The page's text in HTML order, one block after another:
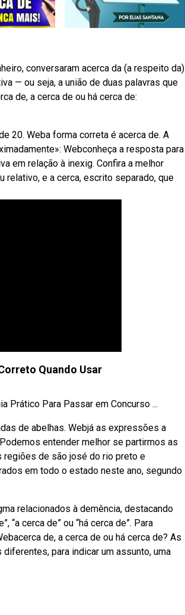
conversaram acerca da (a respeito da)
— ou seja, a união de duas palavras que
de, a cerca de ou há cerca de:
20. Weba forma correta é acerca de. A
Webconheça a resposta para
em relação à inexig. Confira a melhor
relativo, e a cerca, escrito separado, que
Correto Quando Usar
Prático Para Passar em Concurso ...
de abelhas. Webjá as expressões a
entender melhor se partirmos as
regiões de são josé do rio preto e
em todo o estado neste ano, segundo
relacionados à demência, destacando
“a cerca de” ou “há cerca de”. Para
de, a cerca de ou há cerca de? As
diferentes, para indicar um assunto, uma